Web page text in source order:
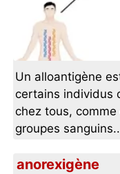
Un alloantigène
certains individus
chez tous,
groupes
anorexigène